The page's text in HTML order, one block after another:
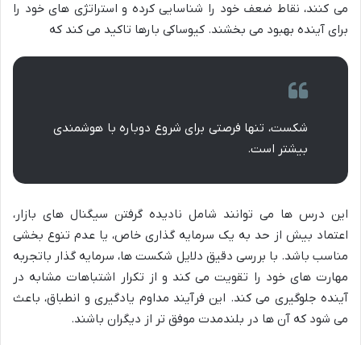
می کنند، نقاط ضعف خود را شناسایی کرده و استراتژی های خود را
برای آینده بهبود می بخشند. کیوساکی بارها تاکید می کند که
شکست، تنها فرصتی برای شروع دوباره با هوشمندی
بیشتر است.
این درس ها می توانند شامل نادیده گرفتن سیگنال های بازار،
اعتماد بیش از حد به یک سرمایه گذاری خاص، یا عدم تنوع بخشی
مناسب باشد. با بررسی دقیق دلایل شکست ها، سرمایه گذار باتجربه
مهارت های خود را تقویت می کند و از تکرار اشتباهات مشابه در
آینده جلوگیری می کند. این فرآیند مداوم یادگیری و انطباق، باعث
می شود که آن ها در بلندمدت موفق تر از دیگران باشند.